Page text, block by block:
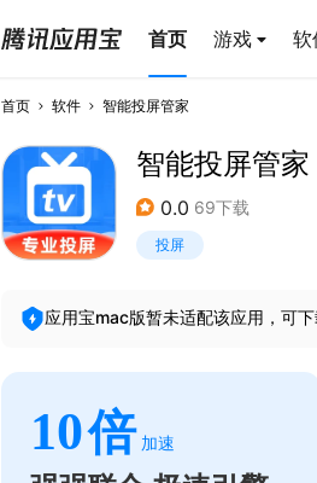
首页 游戏 软
首页 软件 智能投屏管家
智能投屏管家
0.0 69下载
投屏
应用宝mac版暂未适配该应用，可
10倍 加速